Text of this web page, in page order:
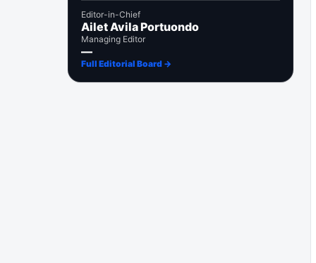
Editor-in-Chief
Ailet Avila Portuondo
Managing Editor
—
Full Editorial Board →